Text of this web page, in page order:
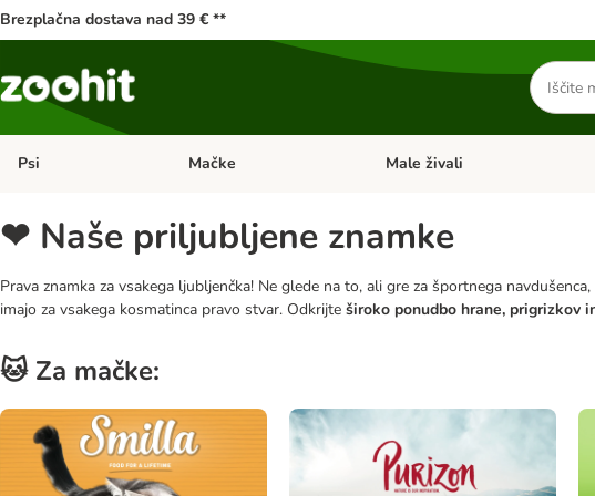
Brezplačna dostava nad 39 € **
Iskanje
izdelkov
Psi Odprite meni kategorij: Psi
Mačke Odprite meni kategorij: Mačke
Male živali
❤ Naše priljubljene znamke
Prava znamka za vsakega ljubljenčka! Ne glede na to, ali gre za športnega
imajo za vsakega kosmatinca pravo stvar. Odkrijte široko ponudbo hrane, prigrizkov
🐱 Za mačke: